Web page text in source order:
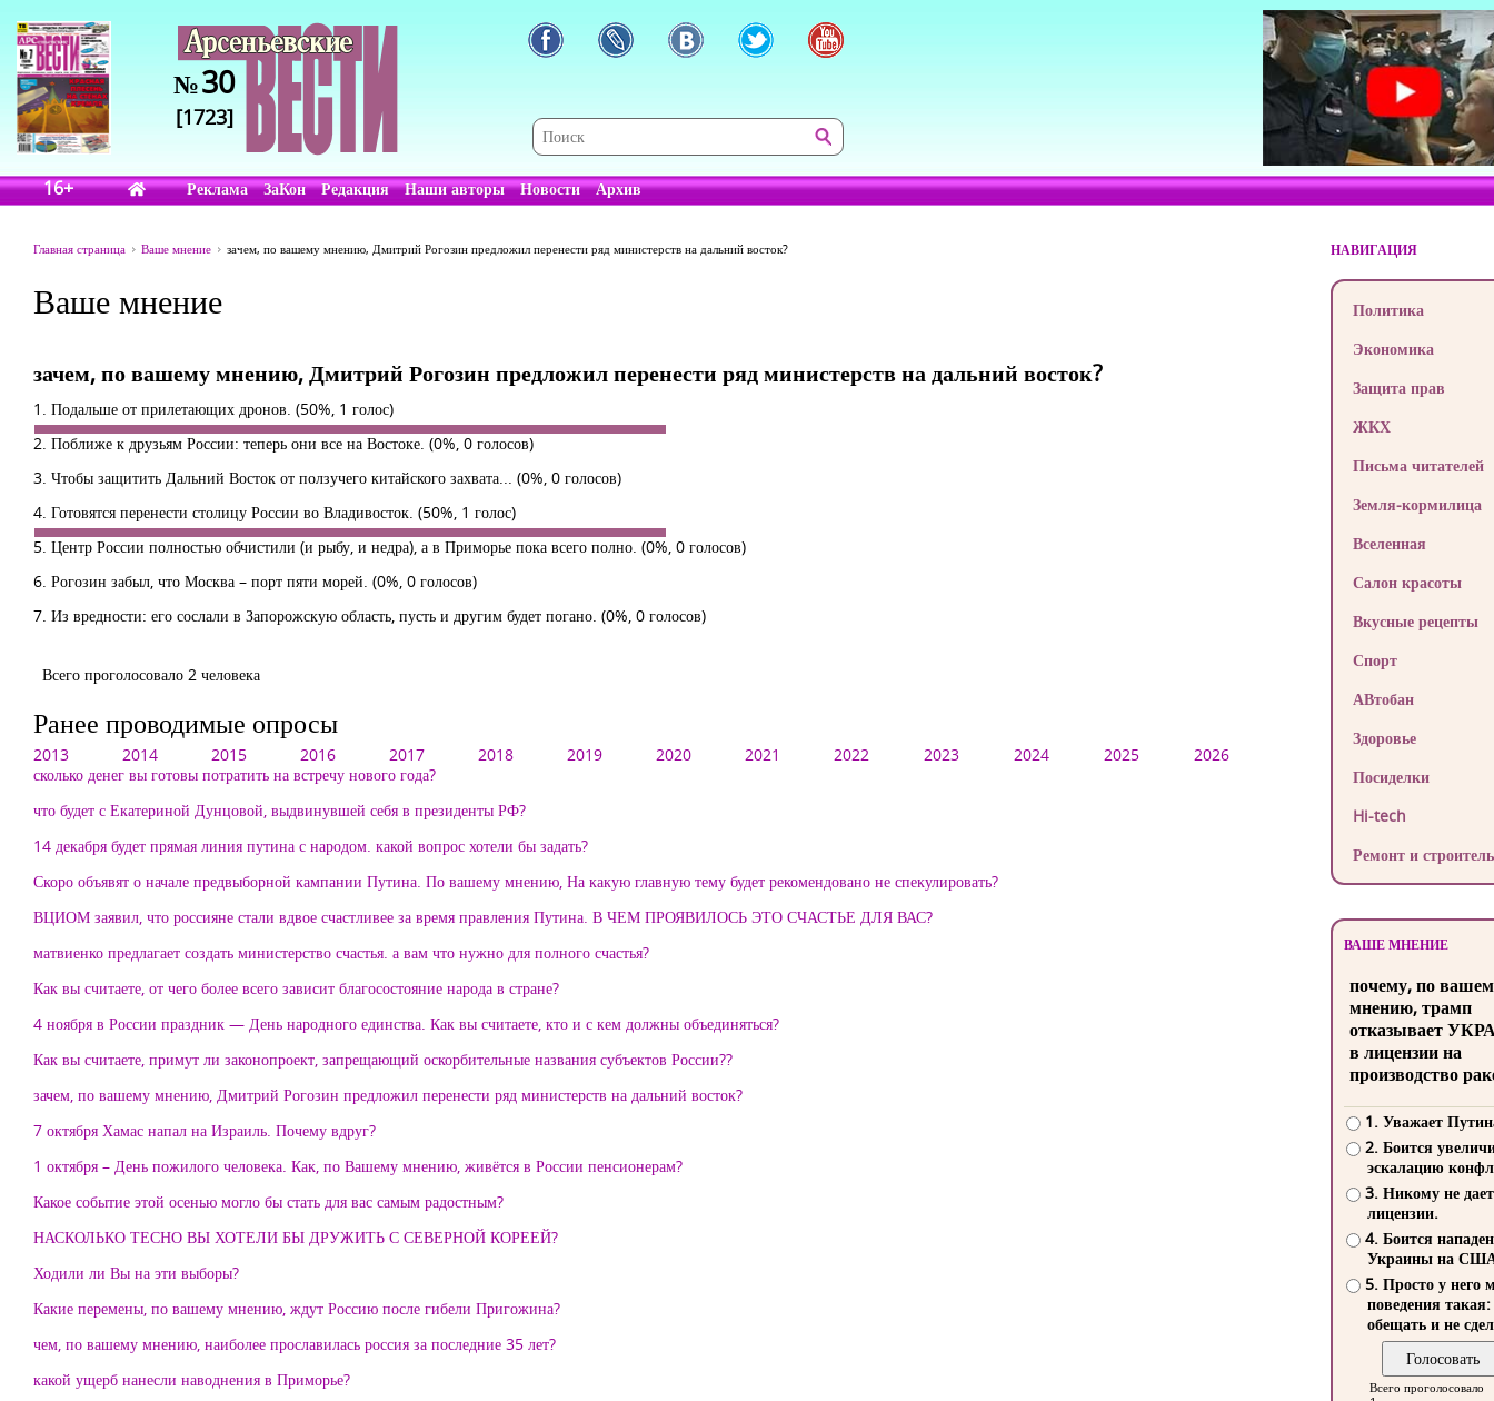
№30
[1723]
16+ Реклама ЗаКон Редакция Наши авторы Новости Архив
Главная страница Ваше мнение зачем, по вашему мнению, Дмитрий Рогозин предложил перенести ряд министерств на дальний восток?
Ваше мнение
зачем, по вашему мнению, Дмитрий Рогозин предложил перенести ряд министерств на дальний восток?
1. Подальше от прилетающих дронов. (50%, 1 голос)
2. Поближе к друзьям России: теперь они все на Востоке. (0%, 0 голосов)
3. Чтобы защитить Дальний Восток от ползучего китайского захвата... (0%, 0 голосов)
4. Готовятся перенести столицу России во Владивосток. (50%, 1 голос)
5. Центр России полностью обчистили (и рыбу, и недра), а в Приморье пока всего полно. (0%, 0 голосов)
6. Рогозин забыл, что Москва – порт пяти морей. (0%, 0 голосов)
7. Из вредности: его сослали в Запорожскую область, пусть и другим будет погано. (0%, 0 голосов)
Всего проголосовало 2 человека
Ранее проводимые опросы
2013 2014 2015 2016 2017 2018 2019 2020 2021 2022 2023 2024 2025
2026
сколько денег вы готовы потратить на встречу нового года?
что будет с Екатериной Дунцовой, выдвинувшей себя в президенты РФ?
14 декабря будет прямая линия путина с народом. какой вопрос хотели бы задать?
Скоро объявят о начале предвыборной кампании Путина. По вашему мнению, На какую главную тему будет рекомендовано не спекулировать?
ВЦИОМ заявил, что россияне стали вдвое счастливее за время правления Путина. В ЧЕМ ПРОЯВИЛОСЬ ЭТО СЧАСТЬЕ ДЛЯ ВАС?
матвиенко предлагает создать министерство счастья. а вам что нужно для полного счастья?
Как вы считаете, от чего более всего зависит благосостояние народа в стране?
4 ноября в России праздник — День народного единства. Как вы считаете, кто и с кем должны объединяться?
Как вы считаете, примут ли законопроект, запрещающий оскорбительные названия субъектов России??
зачем, по вашему мнению, Дмитрий Рогозин предложил перенести ряд министерств на дальний восток?
7 октября Хамас напал на Израиль. Почему вдруг?
1 октября – День пожилого человека. Как, по Вашему мнению, живётся в России пенсионерам?
Какое событие этой осенью могло бы стать для вас самым радостным?
НАСКОЛЬКО ТЕСНО ВЫ ХОТЕЛИ БЫ ДРУЖИТЬ С СЕВЕРНОЙ КОРЕЕЙ?
Ходили ли Вы на эти выборы?
Какие перемены, по вашему мнению, ждут Россию после гибели Пригожина?
чем, по вашему мнению, наиболее прославилась россия за последние 35 лет?
какой ущерб нанесли наводнения в Приморье?
НАВИГАЦИЯ
Политика
Экономика
Защита прав
ЖКХ
Письма читателей
Земля-кормилица
Вселенная
Салон красоты
Вкусные рецепты
Спорт
АВтобан
Здоровье
Посиделки
Hi-tech
Ремонт и
ВАШЕ МНЕНИЕ
почему, по
мнению, трамп
отказывает
в лицензии на
производство
1. Уважает
2. Боится
эскалацию
3. Никому не
лицензии.
4. Боится
Украины на
5. Просто у него
поведения такая:
обещать и не
Всего проголосовало